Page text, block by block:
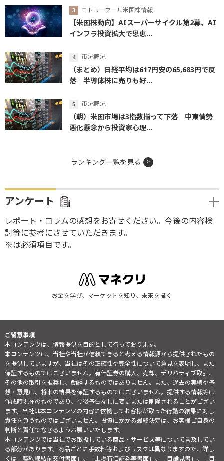
モトリーフール米国株情報
【米国株動向】AIスーパーサイクル第2幕、AI
インフラ投資拡大で恩恵...
市況概況
（まとめ）日経平均は617円安の65,683円で反
落 半導体株に売りも好...
市況概況
（朝）米国市場は3指数揃って下落 中東情勢
悪化懸念から投資家心理...
ランキング一覧を見る
アンケート
レポート・コラムの感想をお寄せください。今後の内容検
討等に参考にさせていただきます。
※は必須項目です。
お金を学び、マーケットを知り、未来を描く
ご留意事項
本コンテンツは、情報提供を目的として行っております。
本コンテンツは、当社や当社が信頼できると考える情報源から提供されたもの
を提供していますが、当社はその正確性や完全性について意見を表明し、また
保証するものではございません。有価証券の購入、売却、デリバティブ取引、
その他の取引を推奨し、勧誘するものではありません。また、過去の実績や予
想・意見は、将来の結果を保証するものではございません。提供する情報等は
作成時現在のものであり、今後予告なしに変更または削除されることがござい
ます。当社は本コンテンツの内容に依拠してお客様が取った行動の結果に対し
責任を負うものではございません。投資にかかる最終決定は、お客様ご自身の
判断と責任でなさるようお願いいたします。
本コンテンツでは当社でお取扱している商品・サービス等について言及してい
る部分があります。商品ごとに手数料等およびリスクは異なりますので、詳し
くは「契約締結前交付書面」、「上場有価証券等書面」、「目論見書」、「目